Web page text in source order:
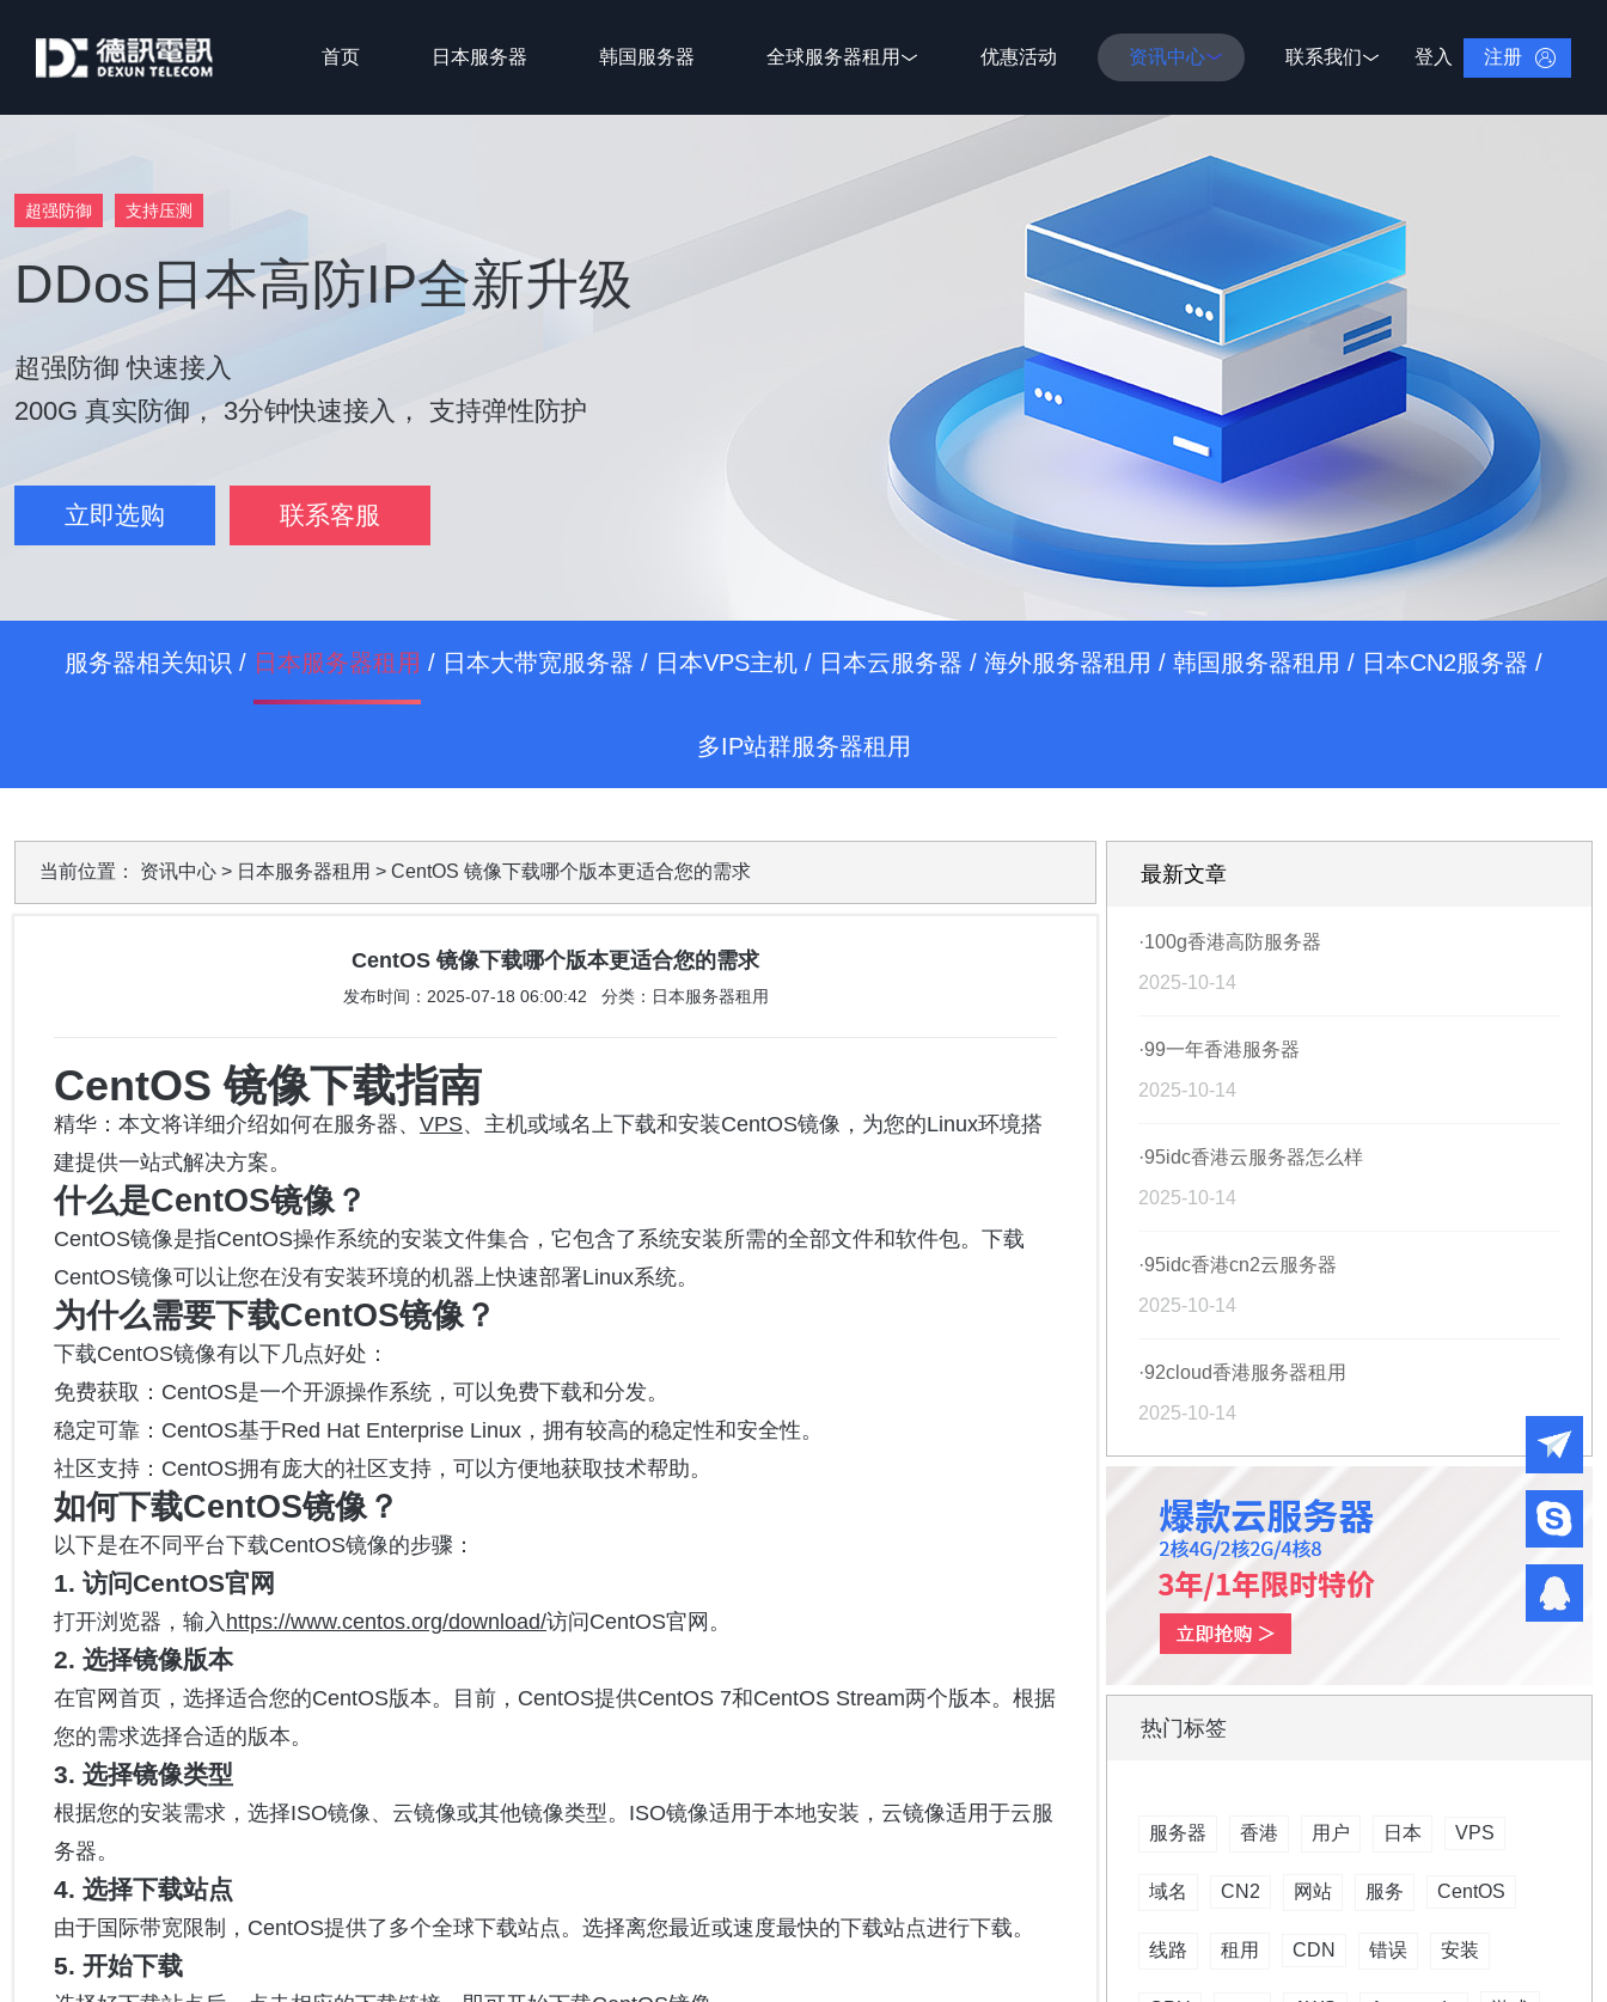
首页 日本服务器 韩国服务器 全球服务器租用 优惠活动 资讯中心 联系我们 登入 注册
超强防御 支持压测
DDos日本高防IP全新升级
超强防御 快速接入
200G 真实防御， 3分钟快速接入， 支持弹性防护
立即选购 联系客服
服务器相关知识 / 日本服务器租用 / 日本大带宽服务器 / 日本VPS主机 / 日本云服务器 / 海外服务器租用 / 韩国服务器租用 / 日本CN2服务器 /
多IP站群服务器租用
当前位置： 资讯中心 > 日本服务器租用 > CentOS 镜像下载哪个版本更适合您的需求
CentOS 镜像下载哪个版本更适合您的需求
发布时间：2025-07-18 06:00:42 分类：日本服务器租用
CentOS 镜像下载指南
精华：本文将详细介绍如何在服务器、 VPS、主机或域名上下载和安装CentOS镜像，为您的Linux环境搭
建提供一站式解决方案。
什么是CentOS镜像？
CentOS镜像是指CentOS操作系统的安装文件集合，它包含了系统安装所需的全部文件和软件包。下载
CentOS镜像可以让您在没有安装环境的机器上快速部署Linux系统。
为什么需要下载CentOS镜像？
下载CentOS镜像有以下几点好处：
免费获取：CentOS是一个开源操作系统，可以免费下载和分发。
稳定可靠：CentOS基于Red Hat Enterprise Linux，拥有较高的稳定性和安全性。
社区支持：CentOS拥有庞大的社区支持，可以方便地获取技术帮助。
如何下载CentOS镜像？
以下是在不同平台下载CentOS镜像的步骤：
1. 访问CentOS官网
打开浏览器，输入 https://www.centos.org/download/访问CentOS官网。
2. 选择镜像版本
在官网首页，选择适合您的CentOS版本。目前，CentOS提供CentOS 7和CentOS Stream两个版本。根据
您的需求选择合适的版本。
3. 选择镜像类型
根据您的安装需求，选择ISO镜像、云镜像或其他镜像类型。ISO镜像适用于本地安装，云镜像适用于云服
务器。
4. 选择下载站点
由于国际带宽限制，CentOS提供了多个全球下载站点。选择离您最近或速度最快的下载站点进行下载。
5. 开始下载
最新文章
·100g香港高防服务器
2025-10-14
·99一年香港服务器
2025-10-14
·95idc香港云服务器怎么样
2025-10-14
·95idc香港cn2云服务器
2025-10-14
·92cloud香港服务器租用
2025-10-14
热门标签
服务器 香港 用户 日本 VPS
域名 CN2 网站 服务 CentOS
线路 租用 CDN 错误 安装